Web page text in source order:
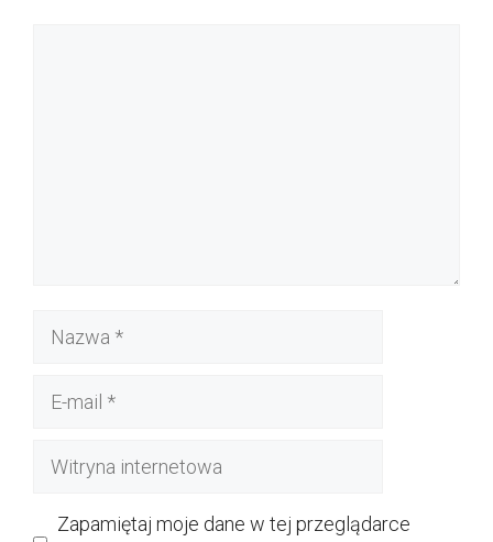
Nazwa
Witryna
Zapamiętaj moje dane w tej przeglądarce